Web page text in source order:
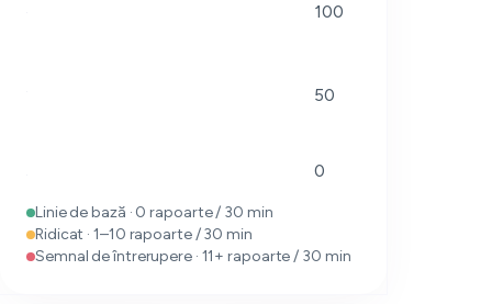
100
50
0
Linie de bază · 0 rapoarte / 30 min
Ridicat · 1–10 rapoarte / 30 min
Semnal de întrerupere · 11+ rapoarte / 30 min